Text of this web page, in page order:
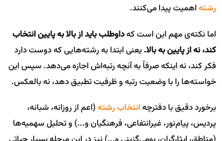
رشتهاهمیت پیدا می‌کنند.
اما نکته‌ی مهم این است کهداوطلب باید از بالا به پایین انتخاب
کند، نه از پایین به بالا.یعنی ابتدا به رشته‌هایی که دوست دارد
فکر کند، نه اینکه صرفاً به آنچه رتبه‌اش اجازه می‌دهد. سپس این
خواسته‌ها را با وضعیت رتبه و ظرفیت تطبیق دهد، نه بالعکس.
برخورد دقیق با دفترچهانتخاب رشته(اعم از روزانه، شبانه،
پردیس، پیام‌نور، غیرانتفاعی، فرهنگیان و...) و تحلیل سهمیه‌ها